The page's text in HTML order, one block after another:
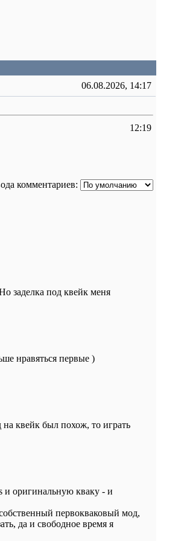
06.08.2026, 14:17
12:19
комментариев:
заделка под квейк меня
нравяться первые )
квейк был похож, то играть
и оригинальную кваку - и
первокваковый мод,
да и свободное время я